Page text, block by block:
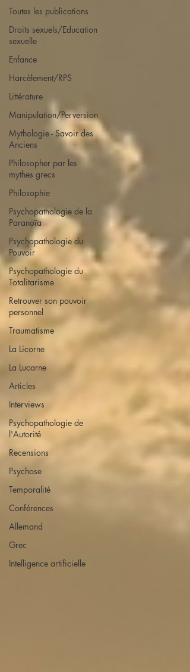
Toutes les publications
Droits sexuels/Education
sexuelle
Enfance
Harcèlement/RPS
Littérature
Manipulation/Perversion
Mythologie - Savoir des
Anciens
Philosopher par les
mythes grecs
Philosophie
Psychopathologie de la
Paranoïa
Psychopathologie du
Pouvoir
Psychopathologie du
Totalitarisme
Retrouver son pouvoir
personnel
Traumatisme
La Licorne
La Lucarne
Articles
Interviews
Psychopathologie de
l'Autorité
Recensions
Psychose
Temporalité
Conférences
Allemand
Grec
Intelligence artificielle